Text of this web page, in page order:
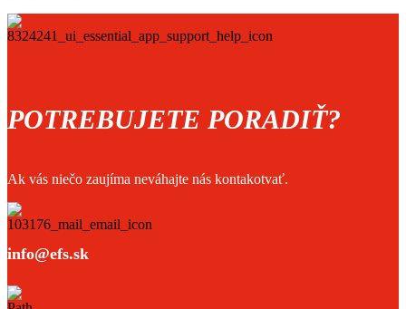
POTREBUJETE PORADIŤ?
Ak vás niečo zaujíma neváhajte nás kontakotvať.
info@efs.sk